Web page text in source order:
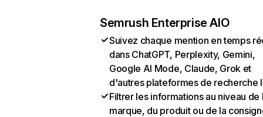
Semrush Enterprise AIO
Suivez chaque mention en temps
dans ChatGPT, Perplexity, Gemini,
Google AI Mode, Claude, Grok et
d'autres plateformes de recherche
Filtrer les informations au niveau de
marque, du produit ou de la